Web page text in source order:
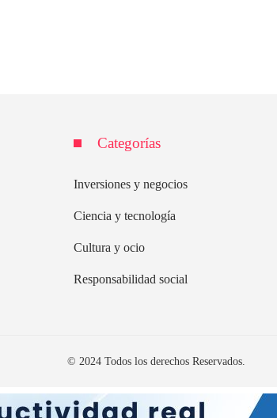
Categorías
Inversiones y negocios
Ciencia y tecnología
Cultura y ocio
Responsabilidad social
© 2024 Todos los derechos Reservados.